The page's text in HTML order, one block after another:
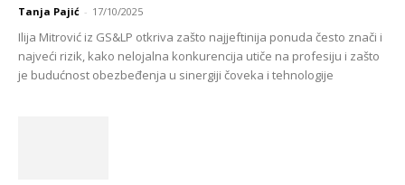
Tanja Pajić - 17/10/2025
Ilija Mitrović iz GS&LP otkriva zašto najjeftinija ponuda često znači i
najveći rizik, kako nelojalna konkurencija utiče na profesiju i zašto
je budućnost obezbeđenja u sinergiji čoveka i tehnologije